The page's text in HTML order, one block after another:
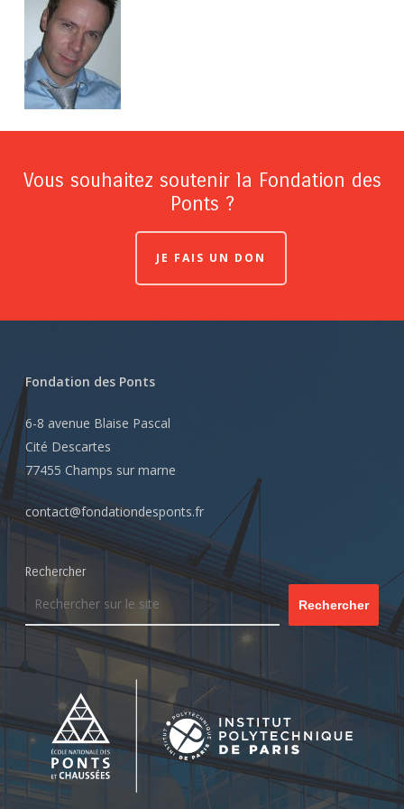
Vous souhaitez soutenir la Fondation des
Ponts ?
JE FAIS UN DON
Fondation des Ponts
6-8 avenue Blaise Pascal
Cité Descartes
77455 Champs sur marne
contact@fondationdesponts.fr
Rechercher
Rechercher